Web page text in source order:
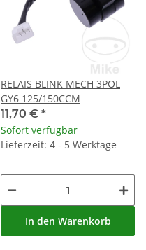
RELAIS BLINK MECH 3POL
GY6 125/150CCM
11,70 € *
Sofort verfügbar
Lieferzeit: 4 - 5 Werktage
In den Warenkorb